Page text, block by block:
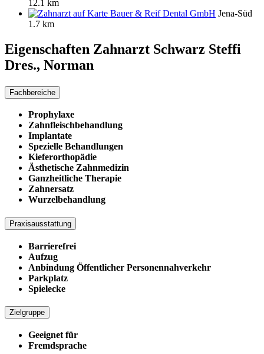
12.1 km
Bauer & Reif Dental GmbH Jena-Süd
1.7 km
Eigenschaften Zahnarzt Schwarz Steffi
Dres., Norman
Fachbereiche
Prophylaxe
Zahnfleischbehandlung
Implantate
Spezielle Behandlungen
Kieferorthopädie
Ästhetische Zahnmedizin
Ganzheitliche Therapie
Zahnersatz
Wurzelbehandlung
Praxisausstattung
Barrierefrei
Aufzug
Anbindung Öffentlicher Personennahverkehr
Parkplatz
Spielecke
Zielgruppe
Geeignet für
Fremdsprache